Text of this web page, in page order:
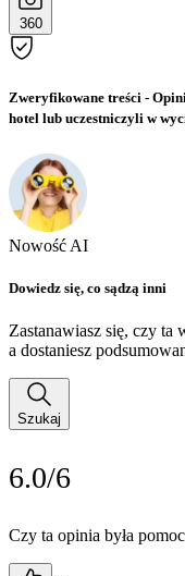
360
Zweryfikowane treści -
hotel lub uczestniczyli w
Nowość AI
Dowiedz się, co sądzą inni
Zastanawiasz się, czy ta
a dostaniesz
Szukaj
6.0/6
Czy ta opinia była